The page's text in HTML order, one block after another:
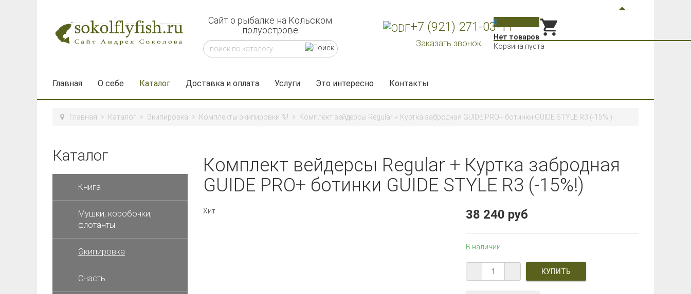
Сайт о рыбалке на Кольском
полуострове
+7 (921) 271-03-11
Заказать звонок
0
Нет товаров
Корзина пуста
Главная О себе Каталог Доставка и оплата Услуги Это интересно Контакты
Главная Каталог Экипировка Комплекты экипировки %! Комплект вейдерсы Regular + Куртка забродная GUIDE PRO+ ботинки GUIDE STYLE R3 (-15%!)
Комплект вейдерсы Regular + Куртка забродная
GUIDE PRO+ ботинки GUIDE STYLE R3 (-15%!)
Хит 38 240 руб
В наличии
Каталог
Книга
Мушки, коробочки,
флотанты
Экипировка
Снасть